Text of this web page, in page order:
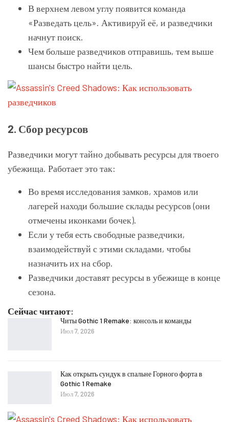
В верхнем левом углу появится команда
«Разведать цель». Активируй её, и разведчики
начнут поиск.
Чем больше разведчиков отправишь, тем выше
шансы быстро найти цель.
2. Сбор ресурсов
Разведчики могут тайно добывать ресурсы для твоего
убежища. Работает это так:
Во время исследования замков, храмов или
лагерей находи большие склады ресурсов (они
отмечены иконками бочек).
Если у тебя есть свободные разведчики,
взаимодействуй с этими складами, чтобы
назначить их на сбор.
Разведчики доставят ресурсы в убежище в конце
сезона.
Сейчас читают:
Читы Gothic 1 Remake: консоль и команды
Июл 7, 2026
Как открыть сундук в спальне Горного форта в
Gothic 1 Remake
Июл 7, 2026